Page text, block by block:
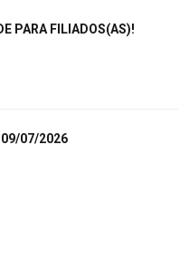
PARA FILIADOS(AS)!
09/07/2026